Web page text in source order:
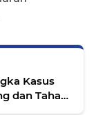
Kasus
dan Tahan